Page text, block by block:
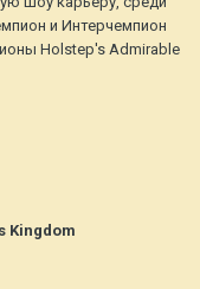
и Интерчемпион
Holstep's Admirable
Kingdom